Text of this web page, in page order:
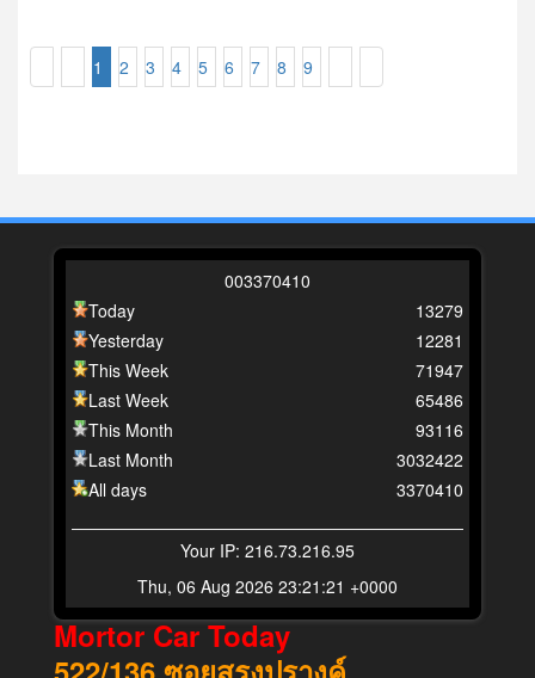
1 2 3 4 5 6 7 8 9
003370410
Today
Yesterday
This Week
Last Week
This Month
Last Month
All days
13279
12281
71947
65486
93116
3032422
3370410
Your IP: 216.73.216.95
Thu, 06 Aug 2026 23:21:21 +0000
Mortor Car Today